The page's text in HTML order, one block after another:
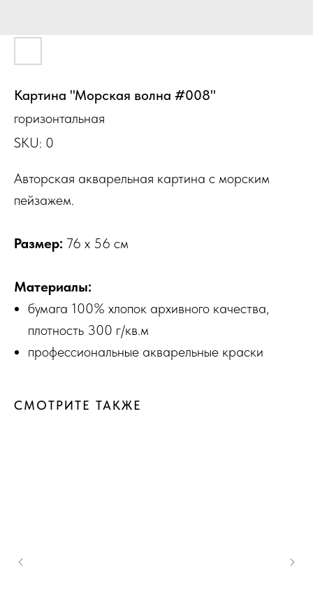
Картина "Морская волна #008"
горизонтальная
SKU: 0
Авторская акварельная картина с морским
пейзажем.
Размер: 76 х 56 см
Материалы:
бумага 100% хлопок архивного качества,
плотность 300 г/кв.м
профессиональные акварельные краски
СМОТРИТЕ ТАКЖЕ